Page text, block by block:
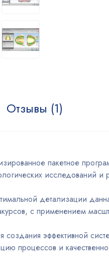
Отзывы (1)
пакетное
детализации
с применением
эффективной
процессов и